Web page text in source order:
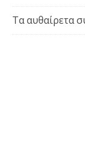
Τα αυθαίρετα